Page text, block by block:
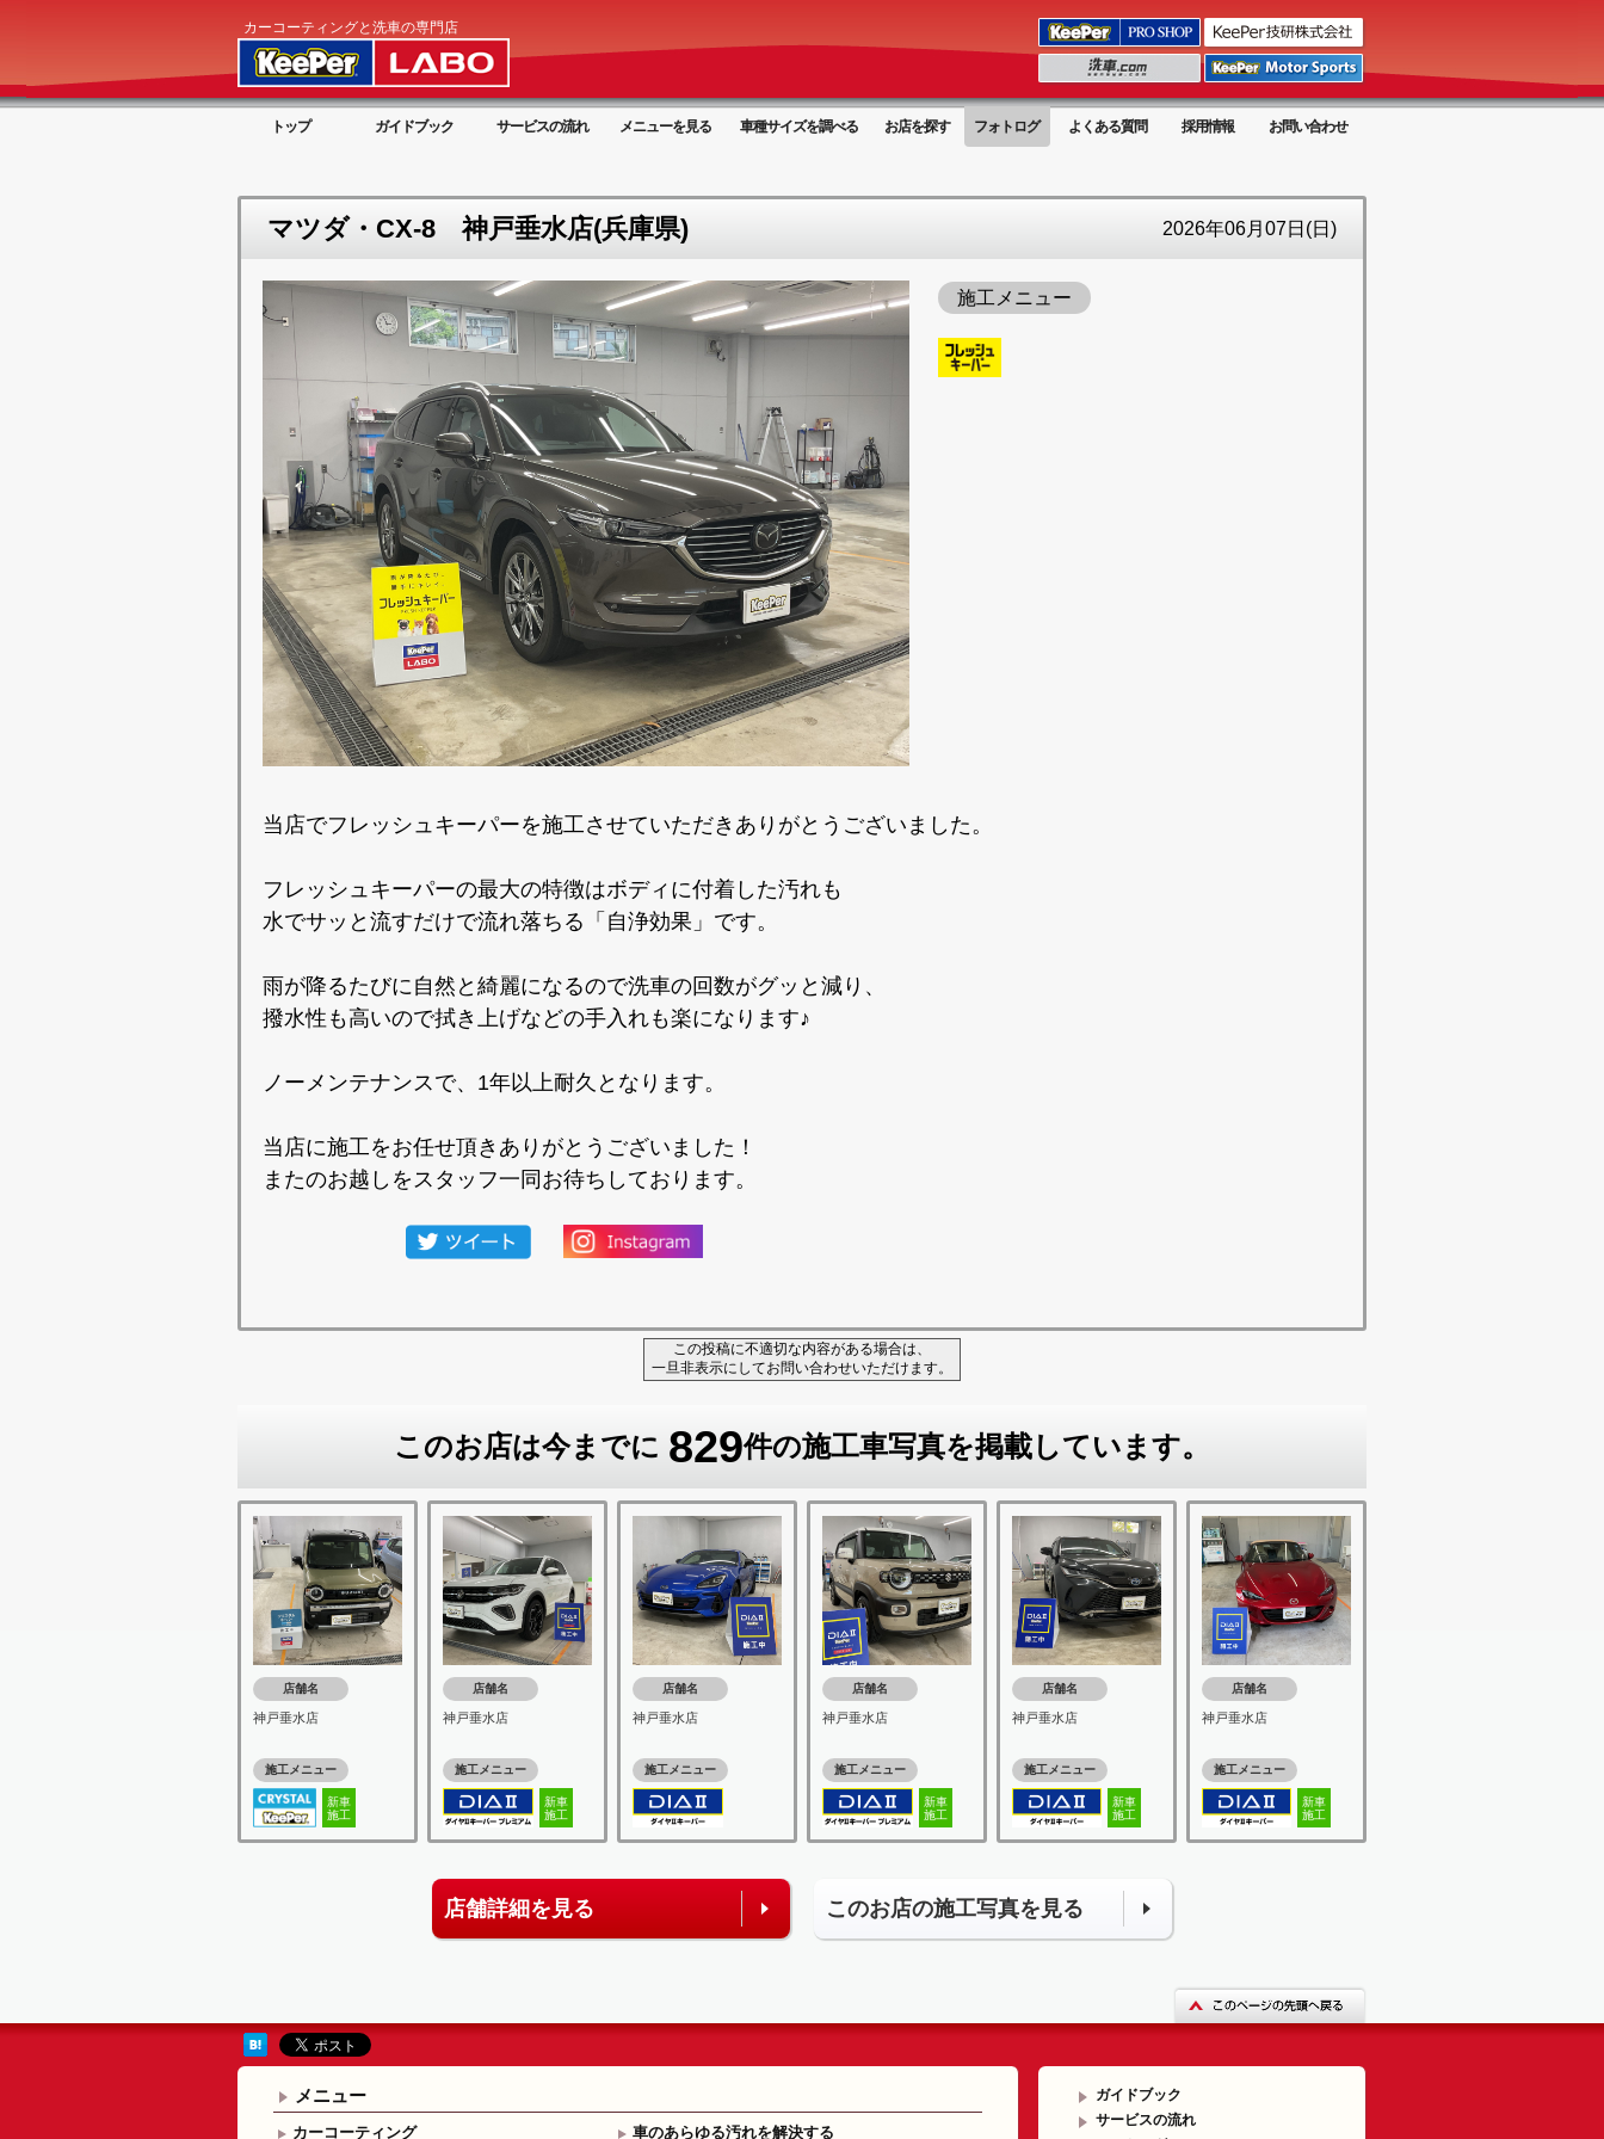
カーコーティングと洗車の専門店
トップ ガイドブック サービスの流れ メニューを見る 車種サイズを調べる お店を探す フォトログ よくある質問 採用情報 お問い合わせ
マツダ・CX-8 神戸垂水店(兵庫県) 2026年06月07日(日)
施工メニュー
当店でフレッシュキーパーを施工させていただきありがとうございました。
フレッシュキーパーの最大の特徴はボディに付着した汚れも
水でサッと流すだけで流れ落ちる「自浄効果」です。
雨が降るたびに自然と綺麗になるので洗車の回数がグッと減り、
撥水性も高いので拭き上げなどの手入れも楽になります♪
ノーメンテナンスで、1年以上耐久となります。
当店に施工をお任せ頂きありがとうございました！
またのお越しをスタッフ一同お待ちしております。
この投稿に不適切な内容がある場合は、
一旦非表示にしてお問い合わせいただけます。
このお店は今までに 829件の施工車写真を掲載しています。
店舗名
神戸垂水店
施工メニュー
新車
施工
店舗名
神戸垂水店
施工メニュー
新車
施工
店舗名
神戸垂水店
施工メニュー
店舗名
神戸垂水店
施工メニュー
新車
施工
店舗名
神戸垂水店
施工メニュー
新車
施工
店舗名
神戸垂水店
施工メニュー
新車
施工
店舗詳細を見る このお店の施工写真を見る
メニュー
カーコーティング 車のあらゆる汚れを解決する
ガイドブック
サービスの流れ